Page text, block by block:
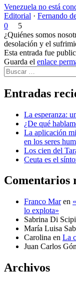
Venezuela no está
Editorial · Fernando
0
5
¿Quiénes somos
desolación y el
Esta entrada fue
Guarda el enlace
Buscar
Entradas
La esperanza:
¿De qué
La aplicación
en los seres
Los cien del
Ceuta es el
Comentarios
Franco Maren
lo explota»
Sabrina Di
María Luisa
Carolina en La
Juan Carlos
Archivos